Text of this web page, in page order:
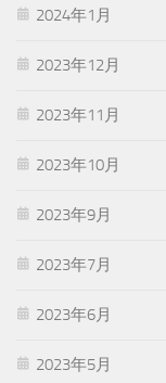
2024年1月
2023年12月
2023年11月
2023年10月
2023年9月
2023年7月
2023年6月
2023年5月